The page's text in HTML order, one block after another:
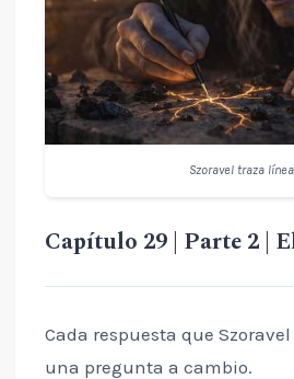
Szoravel traza
Capítulo 29 | Parte 2 |
Cada respuesta que
una pregunta a cambio.